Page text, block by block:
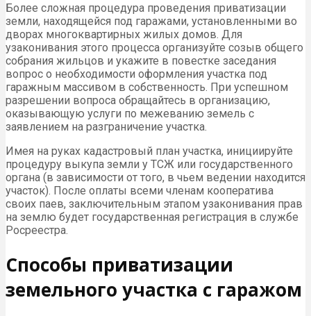
Более сложная процедура проведения приватизации
земли, находящейся под гаражами, установленными во
дворах многоквартирных жилых домов. Для
узаконивания этого процесса организуйте созыв общего
собрания жильцов и укажите в повестке заседания
вопрос о необходимости оформления участка под
гаражным массивом в собственность. При успешном
разрешении вопроса обращайтесь в организацию,
оказывающую услуги по межеванию земель с
заявлением на разграничение участка.
Имея на руках кадастровый план участка, инициируйте
процедуру выкупа земли у ТСЖ или государственного
органа (в зависимости от того, в чьем ведении находится
участок). После оплаты всеми членам кооператива
своих паев, заключительным этапом узаконивания прав
на землю будет государственная регистрация в службе
Росреестра.
Способы приватизации
земельного участка с гаражом